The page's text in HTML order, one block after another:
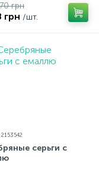
грн
грн /шт.
серьги с